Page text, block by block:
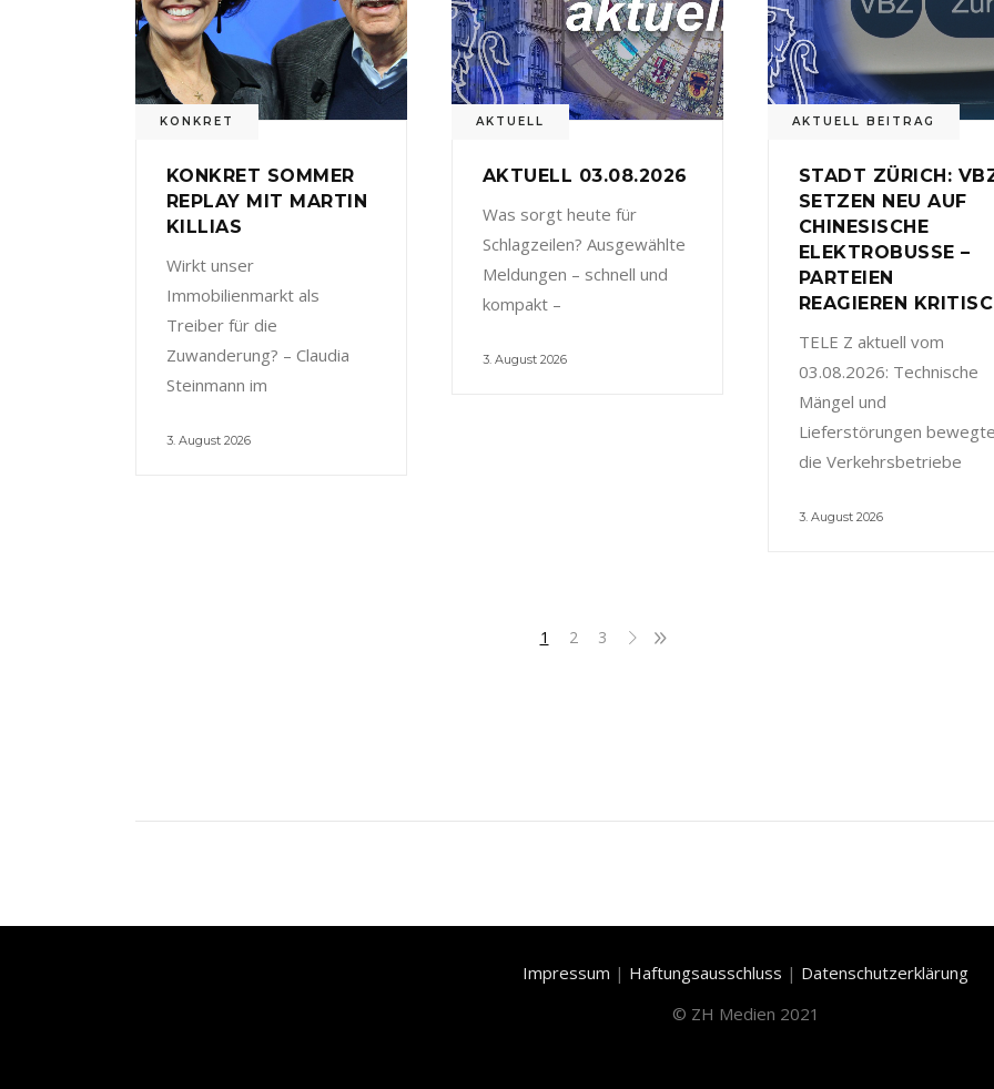
KONKRET
KONKRET SOMMER
REPLAY MIT MARTIN
KILLIAS
Wirkt unser
Immobilienmarkt als
Treiber für die
Zuwanderung? – Claudia
Steinmann im
3. August 2026
AKTUELL
AKTUELL 03.08.2026
Was sorgt heute für
Schlagzeilen? Ausgewählte
Meldungen – schnell und
kompakt –
3. August 2026
AKTUELL BEITRAG
STADT ZÜRICH:
SETZEN NEU AUF
CHINESISCHE
ELEKTROBUSSE –
PARTEIEN
REAGIEREN
TELE Z aktuell vom
03.08.2026: Technische
Mängel und
Lieferstörungen
die Verkehrsbetriebe
3. August 2026
1 2 3
Impressum | Haftungsausschluss | Datenschutzerklärung
© ZH Medien 2021